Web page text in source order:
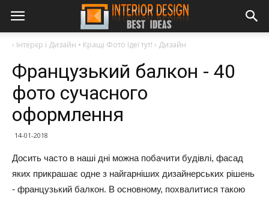
› Інтерєр і Дизайн • Кращі Фото Ідеї тут! › Дизайн
Французький балкон - 40
фото сучасного
оформлення
14-01-2018
Досить часто в наші дні можна побачити будівлі, фасад
яких прикрашає одне з найгарніших дизайнерських рішень
- французький балкон. В основному, похвалитися такою